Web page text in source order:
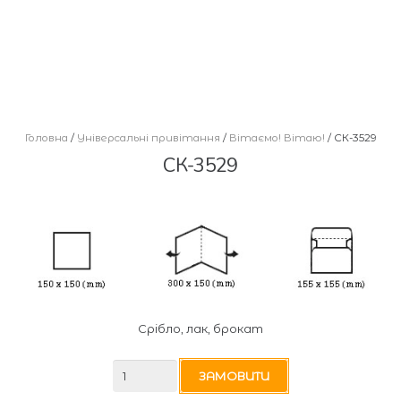
Головна / Універсальні привітання / Вітаємо! Вітаю! / СК-3529
СК-3529
Срібло, лак, брокат
СК-3529
ЗАМОВИТИ